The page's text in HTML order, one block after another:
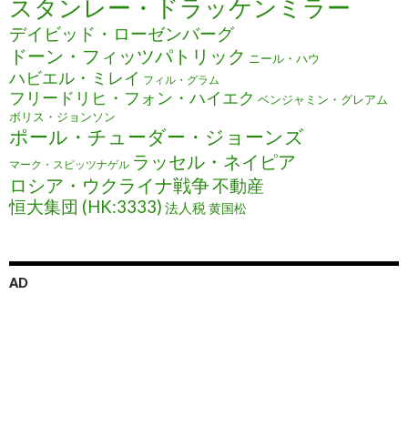
スタンレー・ドラッケンミラー
デイビッド・ローゼンバーグ
ドーン・フィッツパトリック ニール・ハウ
ハビエル・ミレイ フィル・グラム
フリードリヒ・フォン・ハイエク ベンジャミン・グレアム
ボリス・ジョンソン
ポール・チューダー・ジョーンズ
マーク・スピッツナゲル ラッセル・ネイピア
ロシア・ウクライナ戦争不動産
恒大集団 (HK:3333) 法人税黄国松
AD